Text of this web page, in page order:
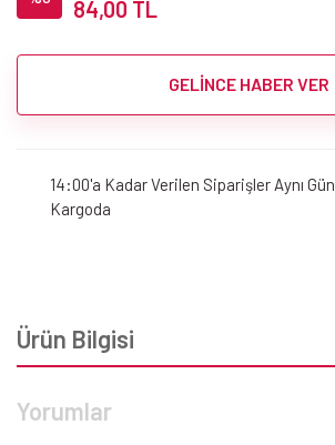
84,00 TL
GELİNCE HABER VER
14:00'a Kadar Verilen Siparişler Aynı Gün
Kargoda
Ürün Bilgisi
Yorumlar